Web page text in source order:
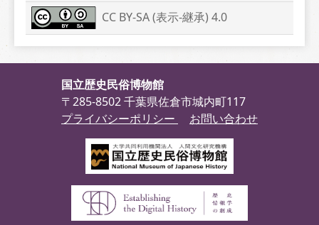
CC BY-SA (表示-継承) 4.0
国立歴史民俗博物館
〒285-8502 千葉県佐倉市城内町117
プライバシーポリシー
お問い合わせ